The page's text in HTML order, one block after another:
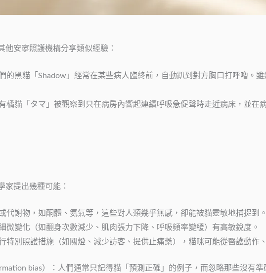
安寧照護機構分享類似經驗：
的黑貓「Shadow」經常在某些病人臨終前，自動趴到對方胸口打呼嚕。
橘貓「タマ」被觀察到只在病房內響起連續呼吸急促聲時走近病床，並在
家提出幾種可能：
謝物，如酮體、氨氣等，這些對人類幾乎無感，卻能被貓靈敏地捕捉到。
變化（如翻身次數減少、肌肉張力下降、呼吸頻率變緩）有高敏銳度。
特別照護措施（如關燈、減少訪客、提供止痛藥），貓咪可能從醫護動作
bias）：人們通常只記得貓「預測正確」的例子，而忽略那些沒有準